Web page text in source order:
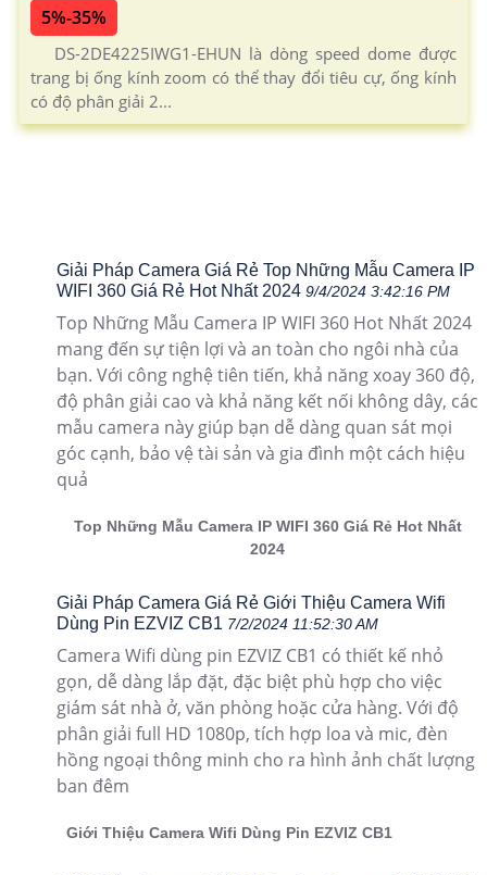
5%-35%
DS-2DE4225IWG1-EHUN là dòng speed dome được
trang bị ống kính zoom có thể thay đổi tiêu cự, ống kính
có độ phân giải 2...
Giải Pháp Camera Giá Rẻ Top Những Mẫu Camera IP
WIFI 360 Giá Rẻ Hot Nhất 2024 9/4/2024 3:42:16 PM
Top Những Mẫu Camera IP WIFI 360 Hot Nhất 2024
mang đến sự tiện lợi và an toàn cho ngôi nhà của
bạn. Với công nghệ tiên tiến, khả năng xoay 360 độ,
độ phân giải cao và khả năng kết nối không dây, các
mẫu camera này giúp bạn dễ dàng quan sát mọi
góc cạnh, bảo vệ tài sản và gia đình một cách hiệu
quả
Top Những Mẫu Camera IP WIFI 360 Giá Rẻ Hot Nhất
2024
Giải Pháp Camera Giá Rẻ Giới Thiệu Camera Wifi
Dùng Pin EZVIZ CB1 7/2/2024 11:52:30 AM
Camera Wifi dùng pin EZVIZ CB1 có thiết kế nhỏ
gọn, dễ dàng lắp đặt, đặc biệt phù hợp cho việc
giám sát nhà ở, văn phòng hoặc cửa hàng. Với độ
phân giải full HD 1080p, tích hợp loa và mic, đèn
hồng ngoại thông minh cho ra hình ảnh chất lượng
ban đêm
Giới Thiệu Camera Wifi Dùng Pin EZVIZ CB1